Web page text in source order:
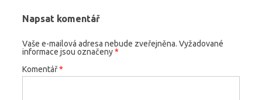
Napsat komentář
Vaše e-mailová adresa nebude zveřejněna. Vyžadované
informace jsou označeny*
Komentář*